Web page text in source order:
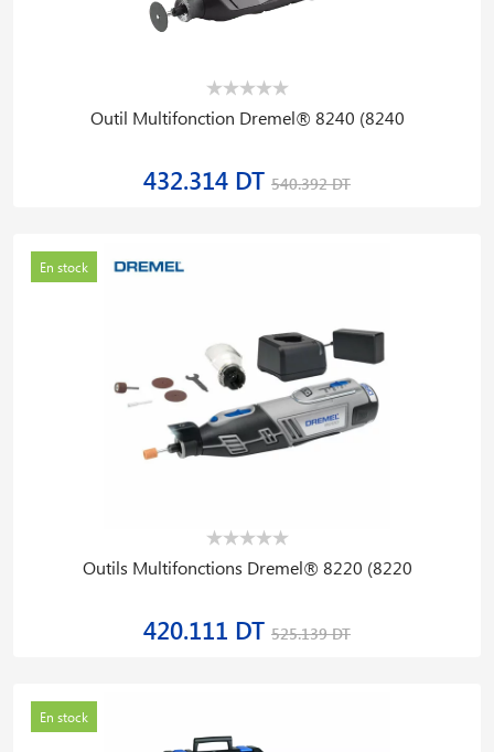
Outil Multifonction Dremel® 8240 (8240
432.314 DT 540.392 DT
En stock
Outils Multifonctions Dremel® 8220 (8220
420.111 DT 525.139 DT
En stock